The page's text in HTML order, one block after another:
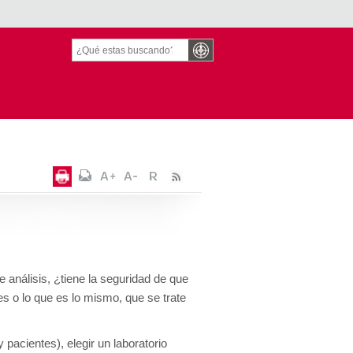
análisis, ¿tiene la seguridad de que
o lo que es lo mismo, que se trate
elegir un laboratorio